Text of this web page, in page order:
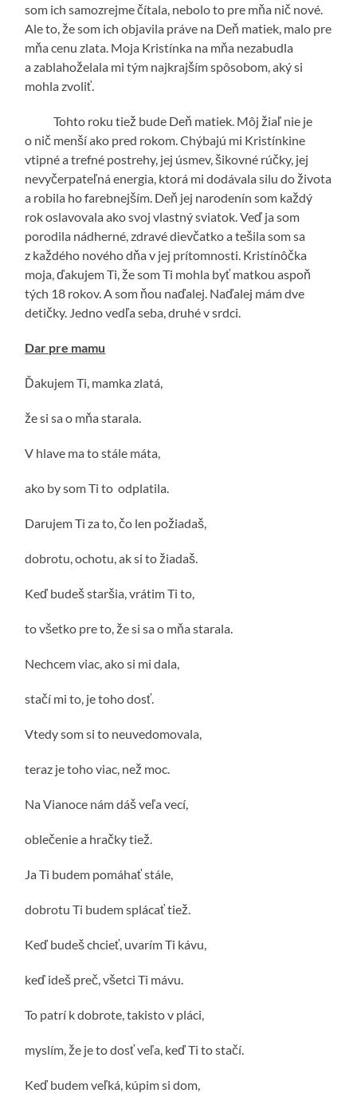
som ich samozrejme čítala, nebolo to pre mňa nič nové.
Ale to, že som ich objavila práve na Deň matiek, malo pre
mňa cenu zlata. Moja Kristínka na mňa nezabudla
a zablahoželala mi tým najkrajším spôsobom, aký si
mohla zvoliť.
Tohto roku tiež bude Deň matiek. Môj žiaľ nie je
o nič menší ako pred rokom. Chýbajú mi Kristínkine
vtipné a trefné postrehy, jej úsmev, šikovné rúčky, jej
nevyčerpateľná energia, ktorá mi dodávala silu do života
a robila ho farebnejším. Deň jej narodenín som každý
rok oslavovala ako svoj vlastný sviatok. Veď ja som
porodila nádherné, zdravé dievčatko a tešila som sa
z každého nového dňa v jej prítomnosti. Kristínôčka
moja, ďakujem Ti, že som Ti mohla byť matkou aspoň
tých 18 rokov. A som ňou naďalej. Naďalej mám dve
detičky. Jedno vedľa seba, druhé v srdci.
Dar pre mamu
Ďakujem Ti, mamka zlatá,
že si sa o mňa starala.
V hlave ma to stále máta,
ako by som Ti to odplatila.
Darujem Ti za to, čo len požiadaš,
dobrotu, ochotu, ak si to žiadaš.
Keď budeš staršia, vrátim Ti to,
to všetko pre to, že si sa o mňa starala.
Nechcem viac, ako si mi dala,
stačí mi to, je toho dosť.
Vtedy som si to neuvedomovala,
teraz je toho viac, než moc.
Na Vianoce nám dáš veľa vecí,
oblečenie a hračky tiež.
Ja Ti budem pomáhať stále,
dobrotu Ti budem splácať tiež.
Keď budeš chcieť, uvarím Ti kávu,
keď ideš preč, všetci Ti mávu.
To patrí k dobrote, takisto v pláci,
myslím, že je to dosť veľa, keď Ti to stačí.
Keď budem veľká, kúpim si dom,